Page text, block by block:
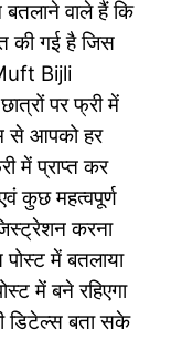
बतलाने वाले हैं कि
की गई है जिस
Bijli
पर फ्री में
से आपको हर
में प्राप्त कर
कुछ महत्वपूर्ण
करना
में बतलाया
में बने रहिएगा
डिटेल्स बता सके